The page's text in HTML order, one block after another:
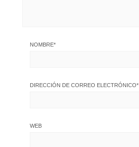
NOMBRE*
DIRECCIÓN DE CORREO ELECTRÓNICO*
WEB